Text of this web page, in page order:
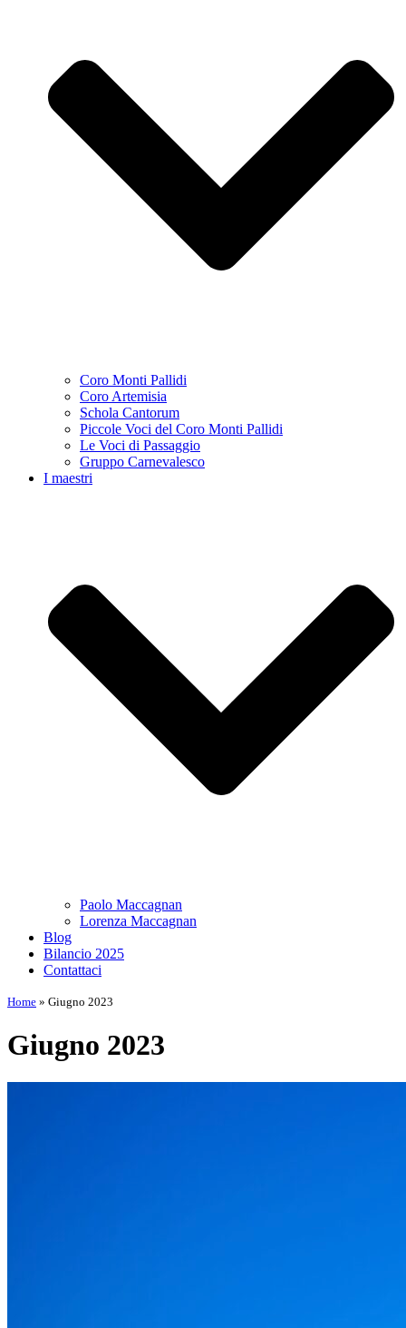
Coro Monti Pallidi
Coro Artemisia
Schola Cantorum
Piccole Voci del Coro Monti Pallidi
Le Voci di Passaggio
Gruppo Carnevalesco
I maestri
Paolo Maccagnan
Lorenza Maccagnan
Blog
Bilancio 2025
Contattaci
Home » Giugno 2023
Giugno 2023